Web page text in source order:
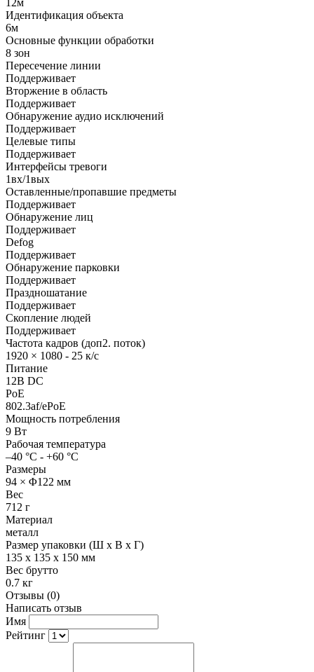
Идентификация объекта
6м
Основные функции обработки
8 зон
Пересечение линии
Поддерживает
Вторжение в область
Поддерживает
Обнаружение аудио исключений
Поддерживает
Целевые типы
Поддерживает
Интерфейсы тревоги
1вх/1вых
Оставленные/пропавшие предметы
Поддерживает
Обнаружение лиц
Поддерживает
Defog
Поддерживает
Обнаружение парковки
Поддерживает
Праздношатание
Поддерживает
Скопление людей
Поддерживает
Частота кадров (доп2. поток)
1920 × 1080 - 25 к/с
Питание
12В DC
PoE
802.3af/ePoE
Мощность потребления
9 Вт
Рабочая температура
–40 °C - +60 °C
Размеры
94 × Φ122 мм
Вес
712 г
Материал
металл
Размер упаковки (Ш х В х Г)
135 x 135 x 150 мм
Вес брутто
0.7 кг
Отзывы (0)
Написать отзыв
Имя
Рейтинг